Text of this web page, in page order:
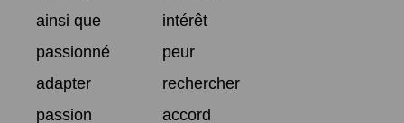
ainsi que
intérêt
passionné
peur
adapter
rechercher
passion
accord